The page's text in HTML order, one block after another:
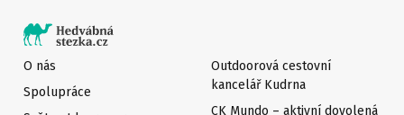
O nás
Spolupráce
Outdoorová cestovní
kancelář Kudrna
CK Mundo – aktivní dovolená